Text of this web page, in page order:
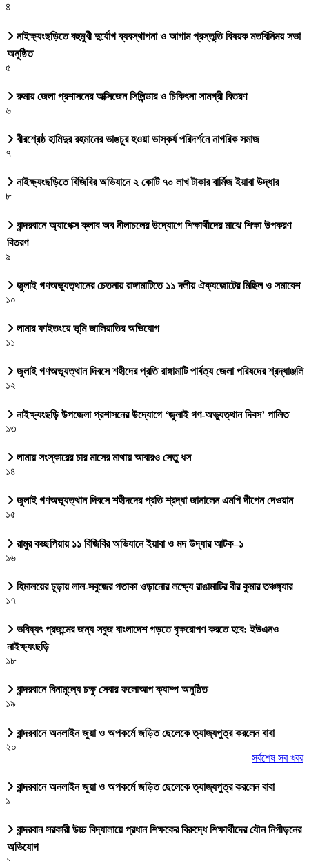
৪
নাইক্ষ্যংছড়িতে বহুমুখী দুর্যোগ ব্যবস্থাপনা ও আগাম প্রস্তুতি বিষয়ক মতবিনিময় সভা
অনুষ্ঠিত
৫
রুমায় জেলা প্রশাসনের অক্সিজেন সিলিন্ডার ও চিকিৎসা সামগ্রী বিতরণ
৬
বীরশ্রেষ্ঠ হামিদুর রহমানের ভাঙচুর হওয়া ভাস্কর্য পরিদর্শনে নাগরিক সমাজ
৭
নাইক্ষ্যংছড়িতে বিজিবির অভিযানে ২ কোটি ৭০ লাখ টাকার বার্মিজ ইয়াবা উদ্ধার
৮
বান্দরবানে অ্যাপেক্স ক্লাব অব নীলাচলের উদ্যোগে শিক্ষার্থীদের মাঝে শিক্ষা উপকরণ
বিতরণ
৯
জুলাই গণঅভ্যুত্থানের চেতনায় রাঙ্গামাটিতে ১১ দলীয় ঐক্যজোটের মিছিল ও সমাবেশ
১০
লামার ফাইতংয়ে ভূমি জালিয়াতির অভিযোগ
১১
জুলাই গণঅভ্যুত্থান দিবসে শহীদের প্রতি রাঙ্গামাটি পার্বত্য জেলা পরিষদের শ্রদ্ধাঞ্জলি
১২
নাইক্ষ্যংছড়ি উপজেলা প্রশাসনের উদ্যোগে ‘জুলাই গণ-অভ্যুত্থান দিবস’ পালিত
১৩
লামায় সংস্কারের চার মাসের মাথায় আবারও সেতু ধস
১৪
জুলাই গণঅভ্যুত্থান দিবসে শহীদদের প্রতি শ্রদ্ধা জানালেন এমপি দীপেন দেওয়ান
১৫
রামুর কচ্ছপিয়ায় ১১ বিজিবির অভিযানে ইয়াবা ও মদ উদ্ধার আটক–১
১৬
হিমালয়ের চূড়ায় লাল-সবুজের পতাকা ওড়ানোর লক্ষ্যে রাঙামাটির বীর কুমার তঞ্চঙ্গ্যার
১৭
ভবিষ্যৎ প্রজন্মের জন্য সবুজ বাংলাদেশ গড়তে বৃক্ষরোপণ করতে হবে: ইউএনও
নাইক্ষ্যংছড়ি
১৮
বান্দরবানে বিনামূল্যে চক্ষু সেবার ফলোআপ ক্যাম্প অনুষ্ঠিত
১৯
বান্দরবানে অনলাইন জুয়া ও অপকর্মে জড়িত ছেলেকে ত্যাজ্যপুত্র করলেন বাবা
২০
সর্বশেষ সব খবর
বান্দরবানে অনলাইন জুয়া ও অপকর্মে জড়িত ছেলেকে ত্যাজ্যপুত্র করলেন বাবা
১
বান্দরবান সরকারী উচ্চ বিদ্যালায়ে প্রধান শিক্ষকের বিরুদ্ধে শিক্ষার্থীদের যৌন নিপীড়নের
অভিযোগ